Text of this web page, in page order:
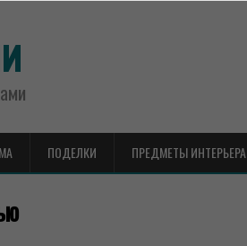
ПОДЕЛКИ ПРЕДМЕТЫ ИНТЕРЬЕРА